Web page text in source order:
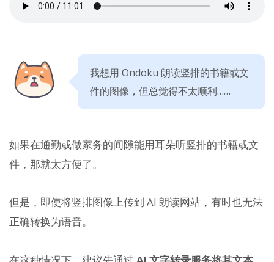
我想用 Ondoku 朗读竖排的书籍或文
件的图像，但总觉得不太顺利……
如果在通勤或做家务的间隙能用耳朵听竖排的书籍或文
件，那就太方便了。
但是，即使将竖排图像上传到 AI 朗读网站，有时也无法
正确转换为语音。